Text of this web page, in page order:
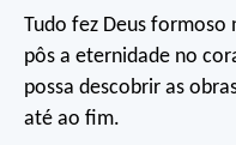
Tudo fez Deus
pôs a eternidade no
possa descobrir as
até ao fim.